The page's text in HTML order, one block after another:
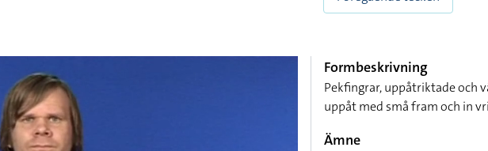
Formbeskrivning
Pekfingrar, uppåtriktade och
uppåt med små fram och in
Ämne